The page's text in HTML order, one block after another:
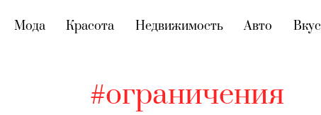
(current)
Мода(current)
Красота (current)
Недвижимость(current)
Авто (current)
Вкус
#ограничения